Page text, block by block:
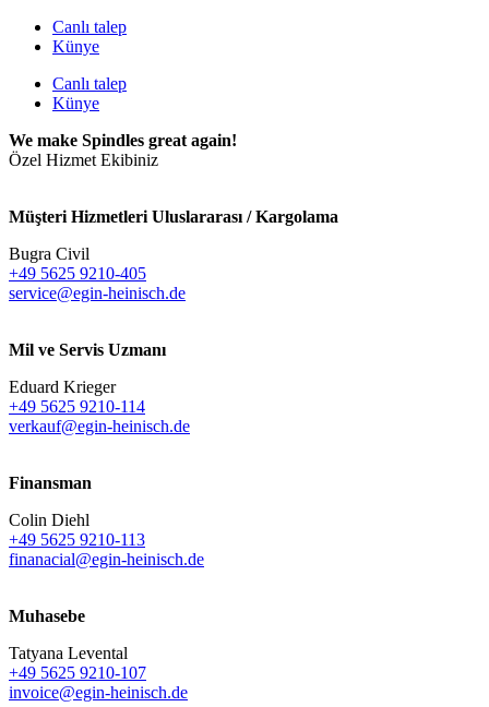
Canlı talep
Künye
Canlı talep
Künye
We make Spindles great again!
Özel Hizmet Ekibiniz
Müşteri Hizmetleri Uluslararası / Kargolama
Bugra Civil
+49 5625 9210-405
service@egin-heinisch.de
Mil ve Servis Uzmanı
Eduard Krieger
+49 5625 9210-114
verkauf@egin-heinisch.de
Finansman
Colin Diehl
+49 5625 9210-113
finanacial@egin-heinisch.de
Muhasebe
Tatyana Levental
+49 5625 9210-107
invoice@egin-heinisch.de